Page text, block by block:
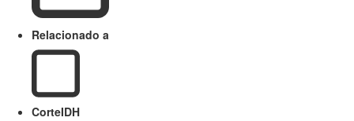
Relacionado a
CorteIDH